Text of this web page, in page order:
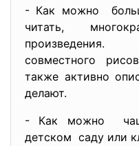
- Как можно
читать,
произведения.
совместного
также активно
делают.
- Как можно
детском саду или